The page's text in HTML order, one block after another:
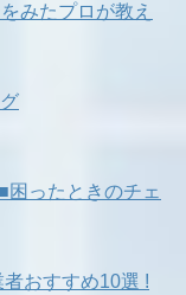
みたプロが教え
困ったときのチェ
者おすすめ10選 !